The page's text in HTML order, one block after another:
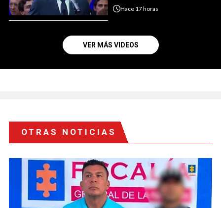
Hace 17 horas
VER MÁS VIDEOS
OTRAS NOTICIAS